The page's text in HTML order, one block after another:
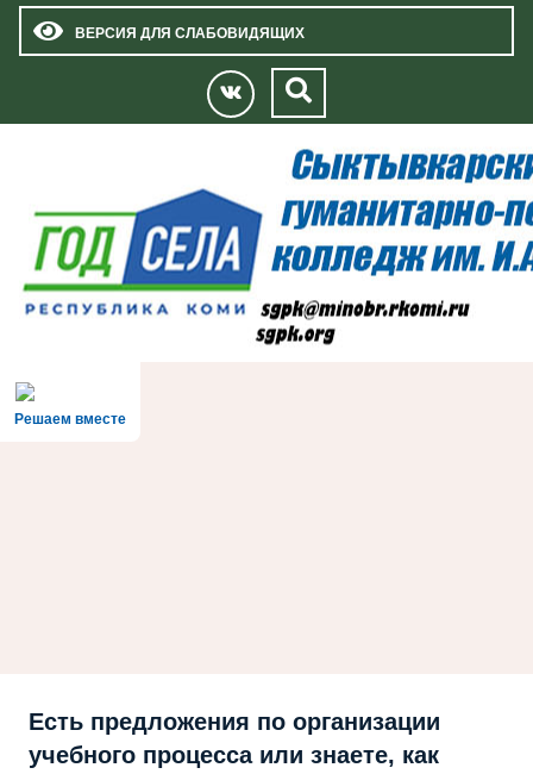
ВЕРСИЯ ДЛЯ СЛАБОВИДЯЩИХ
Решаем вместе
Есть предложения по организации
учебного процесса или знаете, как